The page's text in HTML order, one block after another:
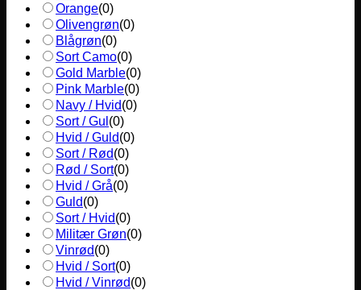
Orange(0)
Olivengrøn(0)
Blågrøn(0)
Sort Camo(0)
Gold Marble(0)
Pink Marble(0)
Navy / Hvid(0)
Sort / Gul (0)
Hvid / Guld(0)
Sort / Rød(0)
Rød / Sort(0)
Hvid / Grå(0)
Guld(0)
Sort / Hvid(0)
Militær Grøn(0)
Vinrød(0)
Hvid / Sort(0)
Hvid / Vinrød(0)